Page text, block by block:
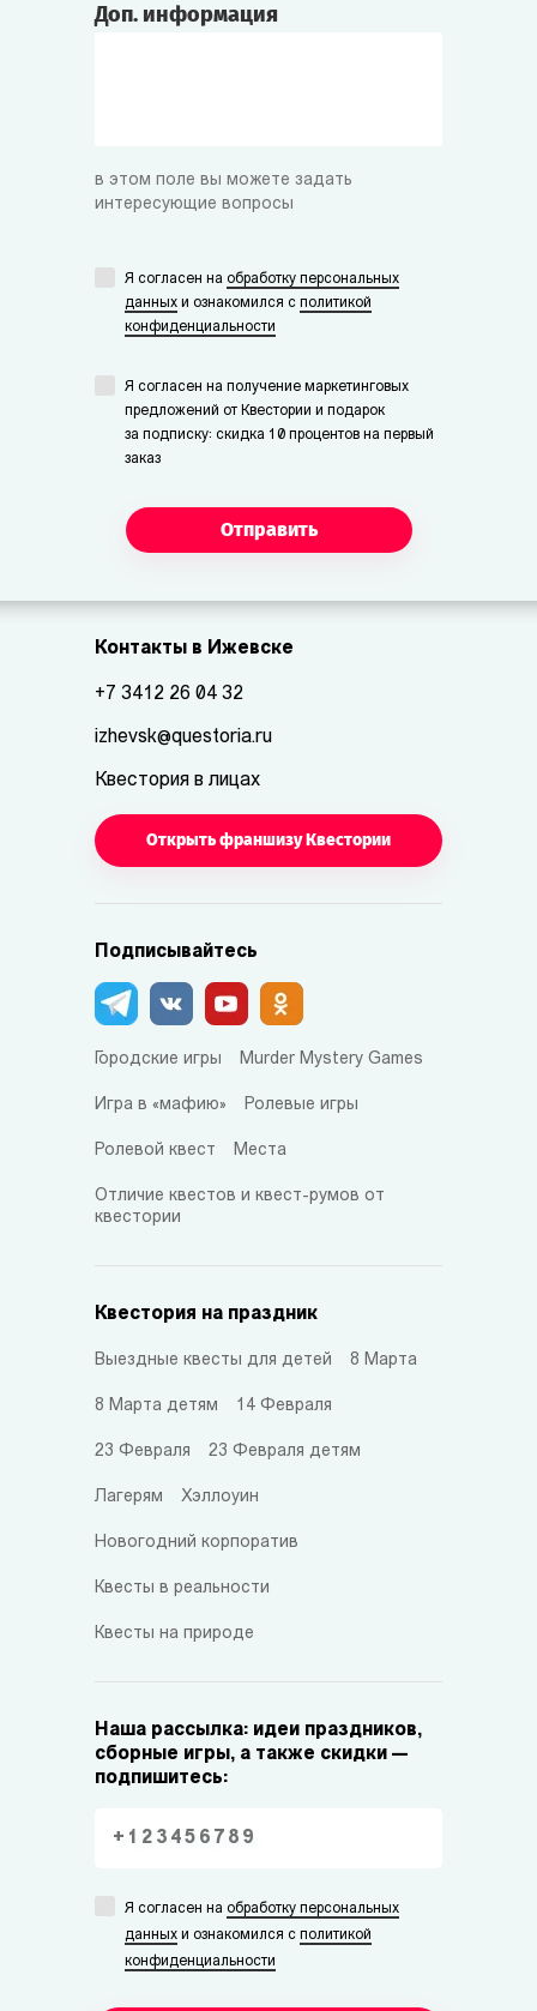
Доп. информация
в этом поле вы можете задать
интересующие вопросы
Я согласен на обработку персональных
данных и ознакомился с политикой
конфиденциальности
Я согласен на получение маркетинговых
предложений от Квестории и подарок
за подписку: скидка 10 процентов на первый
заказ
Отправить
Контакты в Ижевске
+7 3412 26 04 32
izhevsk@questoria.ru
Квестория в лицах
Открыть франшизу Квестории
Подписывайтесь
Городские игры Murder Mystery Games
Игра в «мафию» Ролевые игры
Ролевой квест Места
Отличие квестов и квест-румов от
квестории
Квестория на праздник
Выездные квесты для детей 8 Марта
8 Марта детям 14 Февраля
23 Февраля 23 Февраля детям
Лагерям Хэллоуин
Новогодний корпоратив
Квесты в реальности
Квесты на природе
Наша рассылка: идеи праздников,
сборные игры, а также скидки —
подпишитесь:
Я согласен на обработку персональных
данных и ознакомился с политикой
конфиденциальности